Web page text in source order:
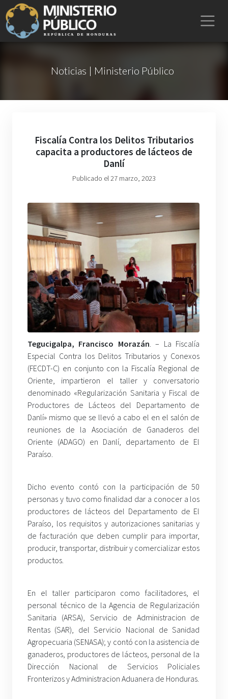
Noticias | Ministerio Público
Fiscalía Contra los Delitos Tributarios
capacita a productores de lácteos de
Danlí
Publicado el 27 marzo, 2023
Tegucigalpa, Francisco Morazán . – La Fiscalía
Especial Contra los Delitos Tributarios y Conexos
(FECDT-C) en conjunto con la Fiscalía Regional de
Oriente, impartieron el taller y conversatorio
denominado «Regularización Sanitaria y Fiscal de
Productores de Lácteos del Departamento de
Danlí» mismo que se llevó a cabo el en el salón de
reuniones de la Asociación de Ganaderos del
Oriente (ADAGO) en Danlí, departamento de El
Paraíso.
Dicho evento contó con la participación de 50
personas y tuvo como finalidad dar a conocer a los
productores de lácteos del Departamento de El
Paraíso, los requisitos y autorizaciones sanitarias y
de facturación que deben cumplir para importar,
producir, transportar, distribuir y comercializar estos
productos.
En el taller participaron como facilitadores, el
personal técnico de la Agencia de Regularización
Sanitaria (ARSA), Servicio de Administracion de
Rentas (SAR), del Servicio Nacional de Sanidad
Agropecuaria (SENASA); y contó con la asistencia de
ganaderos, productores de lácteos, personal de la
Dirección Nacional de Servicios Policiales
Fronterizos y Administracion Aduanera de Honduras.